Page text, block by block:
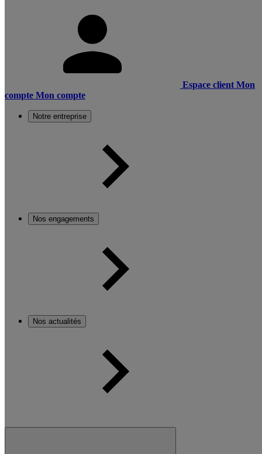
Espace client Mon
compte Mon compte
Notre entreprise
Nos engagements
Nos actualités